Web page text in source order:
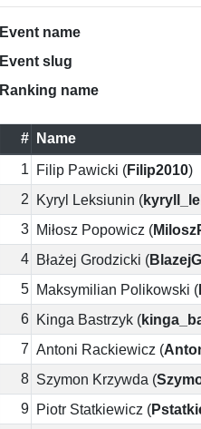
Event name
Event slug
Ranking name
# Name
1
Filip Pawicki (Filip2010)
2
Kyryl Leksiunin (
3 Miłosz Popowicz (
4 Błażej Grodzicki (BlazejG
5 Maksymilian Polikowski (
6 Kinga Bastrzyk (
7 Antoni Rackiewicz (
8 Szymon Krzywda (
9 Piotr Statkiewicz (